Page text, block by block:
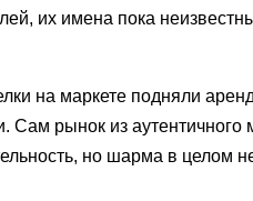
их имена пока
на маркете подняли
Сам рынок из аутентичного
но шарма в целом